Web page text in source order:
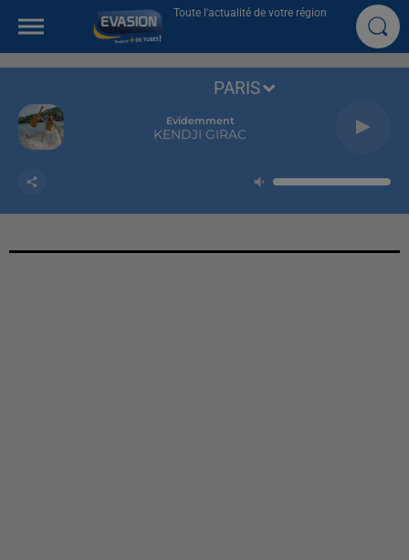
Toute l'actualité de votre région
Evidemment
KENDJI GIRAC
PARIS